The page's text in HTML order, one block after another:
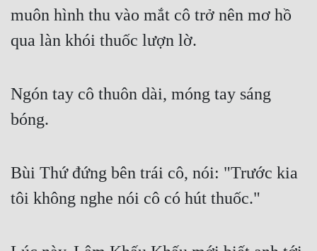
muôn hình thu vào mắt cô trở nên mơ hồ
qua làn khói thuốc lượn lờ.
Ngón tay cô thuôn dài, móng tay sáng
bóng.
Bùi Thứ đứng bên trái cô, nói: "Trước kia
tôi không nghe nói cô có hút thuốc."